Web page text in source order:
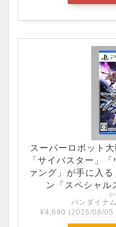
スーパーロボット
「サイバスター」
ァング」が手に入
ン「スペシャル
バンダイナ
¥4,690 (2026/08/05